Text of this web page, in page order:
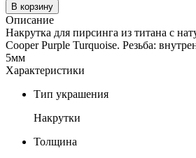
В корзину
Описание
Накрутка для пирсинга из титана с
Cooper Purple Turquoise. Резьба:
5мм
Характеристики
Тип украшения
Накрутки
Толщина